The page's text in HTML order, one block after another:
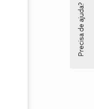
Precisa de ajuda?